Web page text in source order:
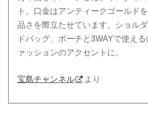
ト。口金はアンティークゴールド
品さを際立たせています。ショル
ドバッグ、ポーチと3WAYで使え
ァッションのアクセントに。
宝島チャンネル より